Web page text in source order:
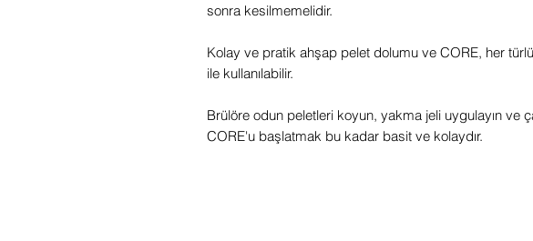
sonra kesilmemelidir.
Kolay ve pratik ahşap pelet dolumu ve CORE, her
ile kullanılabilir.
Brülöre odun peletleri koyun, yakma jeli uygulayın ve
CORE'u başlatmak bu kadar basit ve kolaydır.